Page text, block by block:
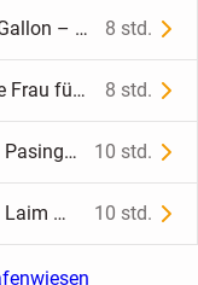
Vintage Jim Beam 5 Years Old – Half Gallon – vermutlich 1970er-Jahre 8 std.
M, 48 J, aus Fürth sucht fremdgehende Frau für Beziehung 8 std.
Garagen Stellplatz Duplex in München Pasing Nähe Westbad zu vermieten 10 std.
Garagen Stellplatz Duplex in München Laim Nähe Laimer Bahnhof zu vermieten 10 std.